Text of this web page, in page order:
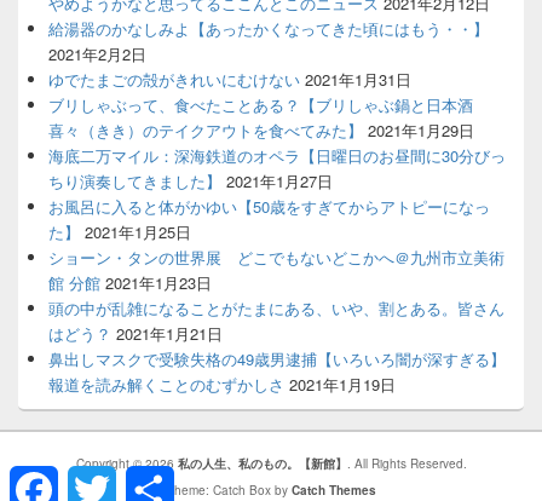
給湯器のかなしみよ【あったかくなってきた頃にはもう・・】
2021年2月2日
ゆでたまごの殻がきれいにむけない 2021年1月31日
ブリしゃぶって、食べたことある？【ブリしゃぶ鍋と日本酒
喜々（きき）のテイクアウトを食べてみた】
2021年1月29日
海底二万マイル：深海鉄道のオペラ【日曜日のお昼間に30分びっ
ちり演奏してきました】
2021年1月27日
お風呂に入ると体がかゆい【50歳をすぎてからアトピーになっ
た】
2021年1月25日
ショーン・タンの世界展 どこでもないどこかへ＠九州市立美術
館 分館 2021年1月23日
頭の中が乱雑になることがたまにある、いや、割とある。皆さん
はどう？ 2021年1月21日
鼻出しマスクで受験失格の49歳男逮捕【いろいろ闇が深すぎる】
報道を読み解くことのむずかしさ 2021年1月19日
Copyright © 2026 私の人生、私のもの。【新館】
. All Rights Reserved.
Theme: Catch Box by Catch Themes
FacebookTwitter 共
有